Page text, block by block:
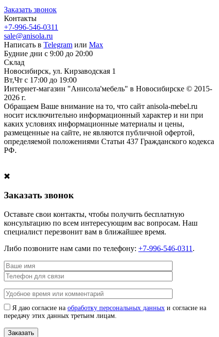
Заказать звонок
Контакты
+7-996-546-0311
sale@anisola.ru
Написать в Telegram или Max
Будние дни с 9:00 до 20:00
Склад
Новосибирск, ул. Кирзаводская 1
Вт,Чт с 17:00 до 19:00
Интернет-магазин "Анисола'мебель" в Новосибирске © 2015-
2026 г.
Обращаем Ваше внимание на то, что сайт anisola-mebel.ru
носит исключительно информационный характер и ни при
каких условиях информационные материалы и цены,
размещенные на сайте, не являются публичной офертой,
определяемой положениями Статьи 437 Гражданского кодекса
РФ.
Заказать звонок
Оставьте свои контакты, чтобы получить бесплатную
консультацию по всем интересующим вас вопросам. Наш
специалист перезвонит вам в ближайшее время.
Либо позвоните нам сами по телефону: +7-996-546-0311 .
Я даю согласие на обработку персональных данных и согласие на
передачу этих данных третьим лицам.